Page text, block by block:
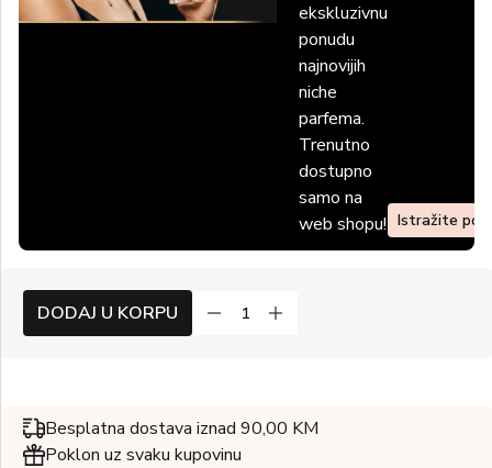
ekskluzivnu
ponudu
najnovijih
niche
parfema.
Trenutno
dostupno
samo na
web shopu! Istražite
DODAJ U KORPU
Besplatna dostava iznad 90,00 KM
Poklon uz svaku kupovinu